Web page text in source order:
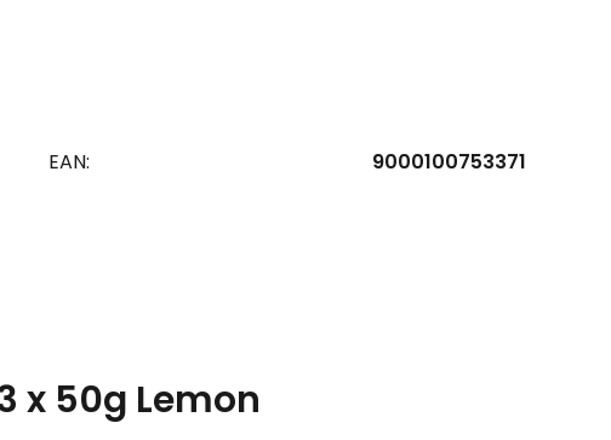
EAN: 9000100753371
x 50g Lemon